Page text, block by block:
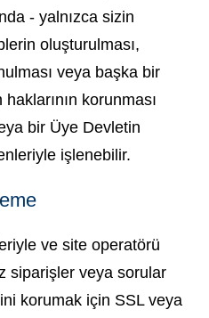
- yalnızca sizin
oluşturulması,
veya başka bir
korunması
bir Üye Devletin
işlenebilir.
ve site operatörü
siparişler veya sorular
korumak için SSL veya